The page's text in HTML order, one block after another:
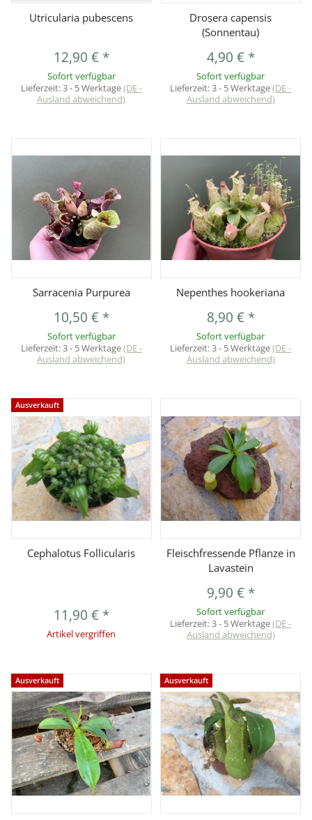
Utricularia pubescens
12,90 € *
Sofort verfügbar
Lieferzeit:3 - 5 Werktage(DE -
Ausland abweichend)
Drosera capensis
(Sonnentau)
4,90 € *
Sofort verfügbar
Lieferzeit:3 - 5 Werktage(DE -
Ausland abweichend)
Sarracenia Purpurea
10,50 € *
Sofort verfügbar
Lieferzeit:3 - 5 Werktage(DE -
Ausland abweichend)
Nepenthes hookeriana
8,90 € *
Sofort verfügbar
Lieferzeit:3 - 5 Werktage(DE -
Ausland abweichend)
Ausverkauft
Cephalotus Follicularis
11,90 € *
Artikel vergriffen
Fleischfressende Pflanze in
Lavastein
9,90 € *
Sofort verfügbar
Lieferzeit:3 - 5 Werktage(DE -
Ausland abweichend)
Ausverkauft Ausverkauft